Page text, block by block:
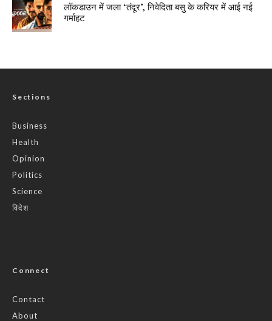
लॉकडाउन में जला ‘तंदूर’, निवेदिता बसु के करियर में आई नई
गर्माहट
Sections
Business
Health
Opinion
Politics
Science
विदेश
Connect
Contact
About